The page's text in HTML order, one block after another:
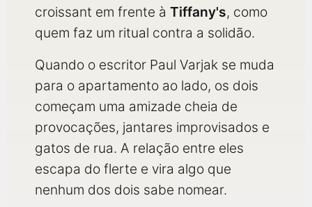
croissant em frente à Tiffany's, como
quem faz um ritual contra a solidão.
Quando o escritor Paul Varjak se muda
para o apartamento ao lado, os dois
começam uma amizade cheia de
provocações, jantares improvisados e
gatos de rua. A relação entre eles
escapa do flerte e vira algo que
nenhum dos dois sabe nomear.